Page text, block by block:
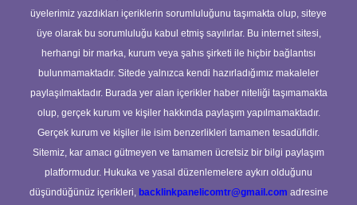
üyelerimiz yazdıkları içeriklerin sorumluluğunu taşımakta olup, siteye
üye olarak bu sorumluluğu kabul etmiş sayılırlar. Bu internet sitesi,
herhangi bir marka, kurum veya şahıs şirketi ile hiçbir bağlantısı
bulunmamaktadır. Sitede yalnızca kendi hazırladığımız makaleler
paylaşılmaktadır. Burada yer alan içerikler haber niteliği taşımamakta
olup, gerçek kurum ve kişiler hakkında paylaşım yapılmamaktadır.
Gerçek kurum ve kişiler ile isim benzerlikleri tamamen tesadüfidir.
Sitemiz, kar amacı gütmeyen ve tamamen ücretsiz bir bilgi paylaşım
platformudur. Hukuka ve yasal düzenlemelere aykırı olduğunu
düşündüğünüz içerikleri, backlinkpanelicomtr@gmail.com adresine